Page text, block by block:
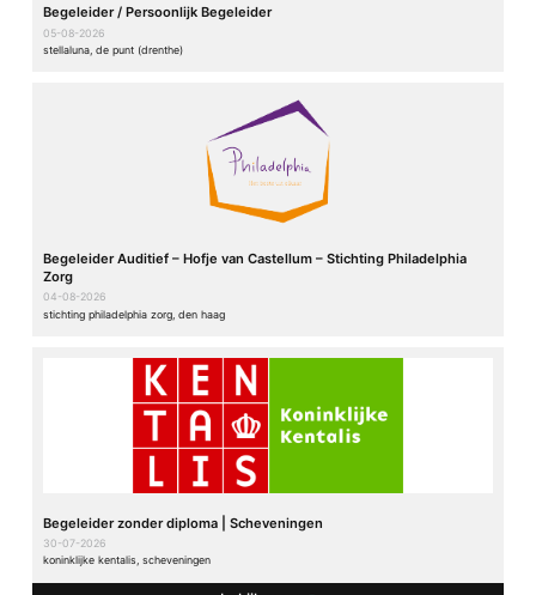
Begeleider / Persoonlijk Begeleider
05-08-2026
stellaluna, de punt (drenthe)
Begeleider Auditief – Hofje van Castellum – Stichting Philadelphia
Zorg
04-08-2026
stichting philadelphia zorg, den haag
Begeleider zonder diploma | Scheveningen
30-07-2026
koninklijke kentalis, scheveningen